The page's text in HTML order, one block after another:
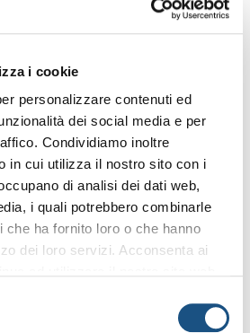
i cookie
personalizzare contenuti ed
dei social media e per
Condividiamo inoltre
in cui utilizza il nostro sito con i
di analisi dei dati web,
i quali potrebbero combinarle
che ha fornito loro o che hanno
dei loro servizi. Acconsenta ai
prodotto è terminato, ma
nei prossimi giorni!